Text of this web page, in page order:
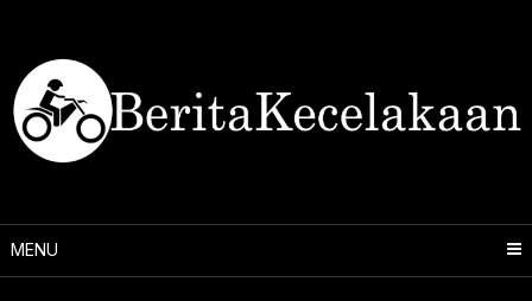
content
MENU